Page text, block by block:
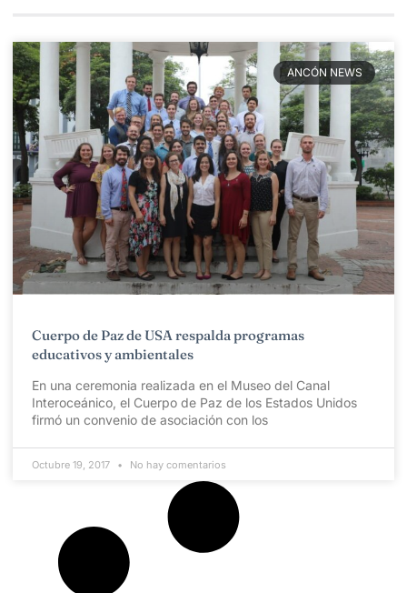
ANCÓN NEWS
Cuerpo de Paz de USA respalda programas
educativos y ambientales
En una ceremonia realizada en el Museo del Canal
Interoceánico, el Cuerpo de Paz de los Estados Unidos
firmó un convenio de asociación con los
Octubre 19, 2017 No hay comentarios